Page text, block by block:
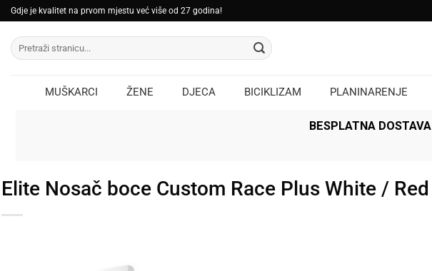
Skip
to
content
Gdje je kvalitet na prvom mjestu već više od 27 godina!
Pretraži:
MUŠKARCI ŽENE DJECA BICIKLIZAM PLANINARENJE
BESPLATNA DOSTAVA
Elite Nosač boce Custom Race Plus White / Red